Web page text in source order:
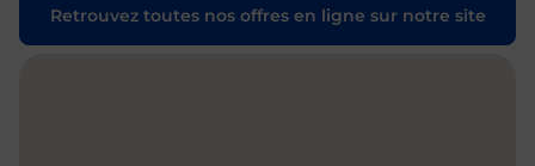
Retrouvez toutes nos offres en ligne sur notre site